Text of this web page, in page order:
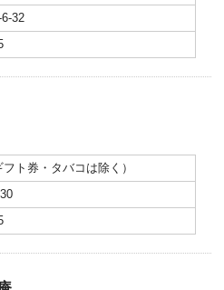
32
ト券・タバコは除く）